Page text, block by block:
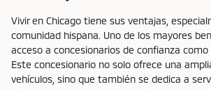
Vivir en Chicago tiene sus ventajas,
comunidad hispana. Uno de los mayores
acceso a concesionarios de confianza como
Este concesionario no solo ofrece una
vehículos, sino que también se dedica a